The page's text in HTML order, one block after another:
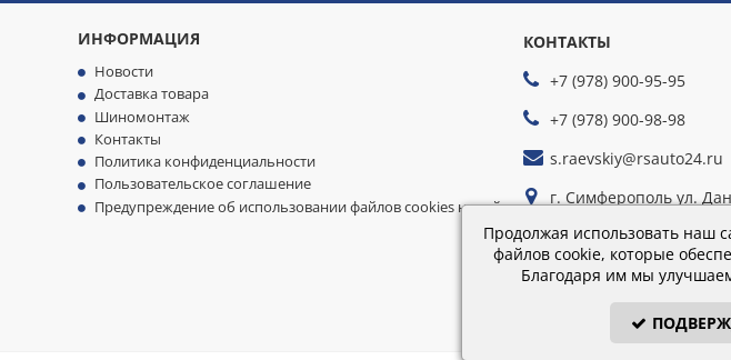
ИНФОРМАЦИЯ
Новости
Доставка товара
Шиномонтаж
Контакты
Политика конфиденциальности
Пользовательское соглашение
Предупреждение об использовании файлов cookies на сайте
КОНТАКТЫ
+7 (978) 900-95-95
+7 (978) 900-98-98
s.raevskiy@rsauto24.ru
г. Симферополь ул.
Время работы: пн-пт
Продолжая использовать наш
файлов cookie, которые
Благодаря им мы